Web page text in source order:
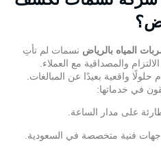
المياه بالرياض نسمات لم تأتِ
والمصداقية مع العملاء.
واقعية بعيدًا عن المبالغات.
في خدماتها:
على مدار الساعة.
فنية متخصصة في السعودية.